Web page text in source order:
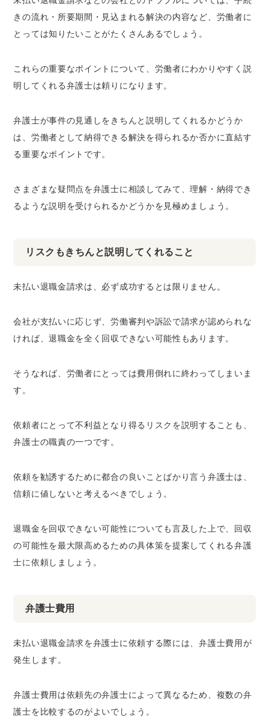
きの流れ・所要期間・見込まれる解決の内容など、労働者に
とっては知りたいことがたくさんあるでしょう。
これらの重要なポイントについて、労働者にわかりやすく説
明してくれる弁護士は頼りになります。
弁護士が事件の見通しをきちんと説明してくれるかどうか
は、労働者として納得できる解決を得られるか否かに直結す
る重要なポイントです。
さまざまな疑問点を弁護士に相談してみて、理解・納得でき
るような説明を受けられるかどうかを見極めましょう。
リスクもきちんと説明してくれること
未払い退職金請求は、必ず成功するとは限りません。
会社が支払いに応じず、労働審判や訴訟で請求が認められな
ければ、退職金を全く回収できない可能性もあります。
そうなれば、労働者にとっては費用倒れに終わってしまいま
す。
依頼者にとって不利益となり得るリスクを説明することも、
弁護士の職責の一つです。
依頼を勧誘するために都合の良いことばかり言う弁護士は、
信頼に値しないと考えるべきでしょう。
退職金を回収できない可能性についても言及した上で、回収
の可能性を最大限高めるための具体策を提案してくれる弁護
士に依頼しましょう。
弁護士費用
未払い退職金請求を弁護士に依頼する際には、弁護士費用が
発生します。
弁護士費用は依頼先の弁護士によって異なるため、複数の弁
護士を比較するのがよいでしょう。